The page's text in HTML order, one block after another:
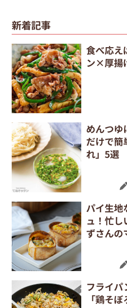
新着記事
食べ応え
ン×厚揚
めんつゆ
だけで簡
れ」5選
パイ生地
ュ！忙し
ずさんの
フライパ
「鶏そ